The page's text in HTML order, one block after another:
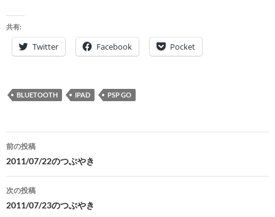
共有:
Twitter Facebook Pocket
BLUETOOTH IPAD PSP GO
投
稿
ナ
ビ
前の投稿
2011/07/22のつぶやき
次の投稿
2011/07/23のつぶやき